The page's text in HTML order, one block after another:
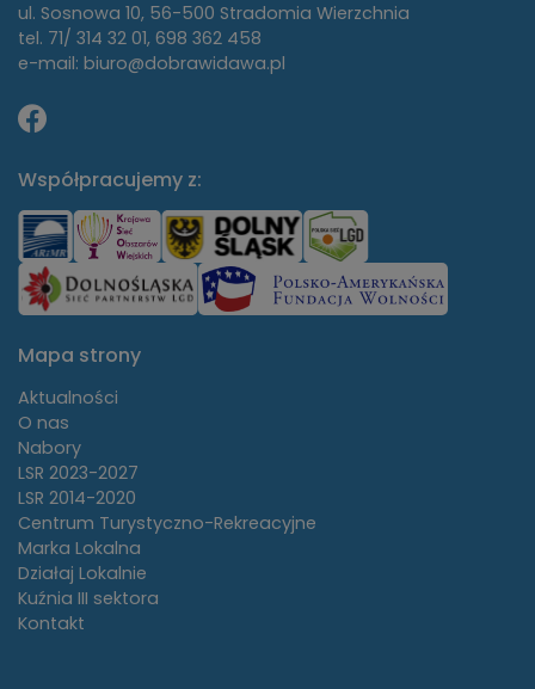
ul. Sosnowa 10, 56-500 Stradomia Wierzchnia
tel. 71/ 314 32 01, 698 362 458
e-mail: biuro@dobrawidawa.pl
Współpracujemy z:
Mapa strony
Aktualności
O nas
Nabory
LSR 2023-2027
LSR 2014-2020
Centrum Turystyczno-Rekreacyjne
Marka Lokalna
Działaj Lokalnie
Kuźnia III sektora
Kontakt